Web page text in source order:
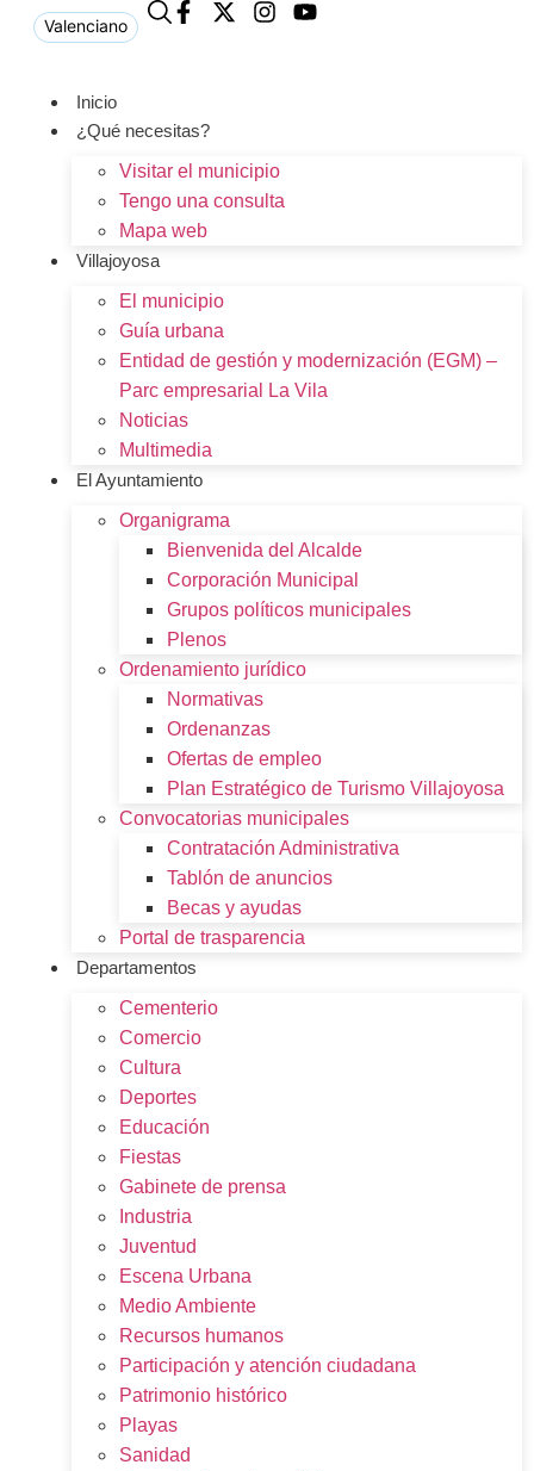
Valenciano
Inicio
¿Qué necesitas?
Visitar el municipio
Tengo una consulta
Mapa web
Villajoyosa
El municipio
Guía urbana
Entidad de gestión y modernización (EGM) –
Parc empresarial La Vila
Noticias
Multimedia
El Ayuntamiento
Organigrama
Bienvenida del Alcalde
Corporación Municipal
Grupos políticos municipales
Plenos
Ordenamiento jurídico
Normativas
Ordenanzas
Ofertas de empleo
Plan Estratégico de Turismo Villajoyosa
Convocatorias municipales
Contratación Administrativa
Tablón de anuncios
Becas y ayudas
Portal de trasparencia
Departamentos
Cementerio
Comercio
Cultura
Deportes
Educación
Fiestas
Gabinete de prensa
Industria
Juventud
Escena Urbana
Medio Ambiente
Recursos humanos
Participación y atención ciudadana
Patrimonio histórico
Playas
Sanidad